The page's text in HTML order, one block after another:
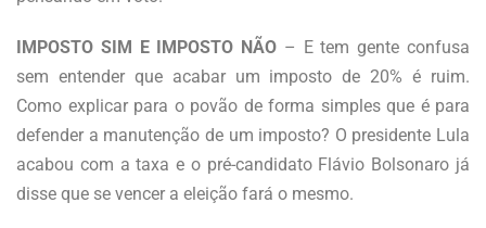
IMPOSTO SIM E IMPOSTO NÃO – E tem gente confusa
sem entender que acabar um imposto de 20% é ruim.
Como explicar para o povão de forma simples que é para
defender a manutenção de um imposto? O presidente Lula
acabou com a taxa e o pré-candidato Flávio Bolsonaro já
disse que se vencer a eleição fará o mesmo.